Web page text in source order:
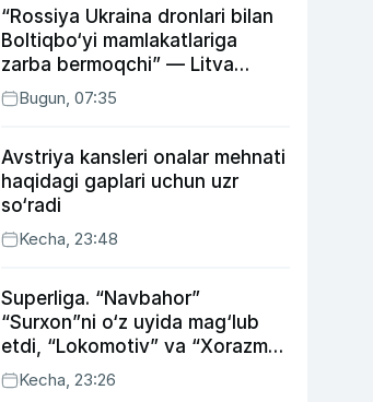
“Rossiya Ukraina dronlari bilan
Boltiqbo‘yi mamlakatlariga
zarba bermoqchi” — Litva
mudofaa vaziri
Bugun, 07:35
Avstriya kansleri onalar mehnati
haqidagi gaplari uchun uzr
so‘radi
Kecha, 23:48
Superliga. “Navbahor”
“Surxon”ni o‘z uyida mag‘lub
etdi, “Lokomotiv” va “Xorazm”
uyda g‘alaba qozondi
Kecha, 23:26